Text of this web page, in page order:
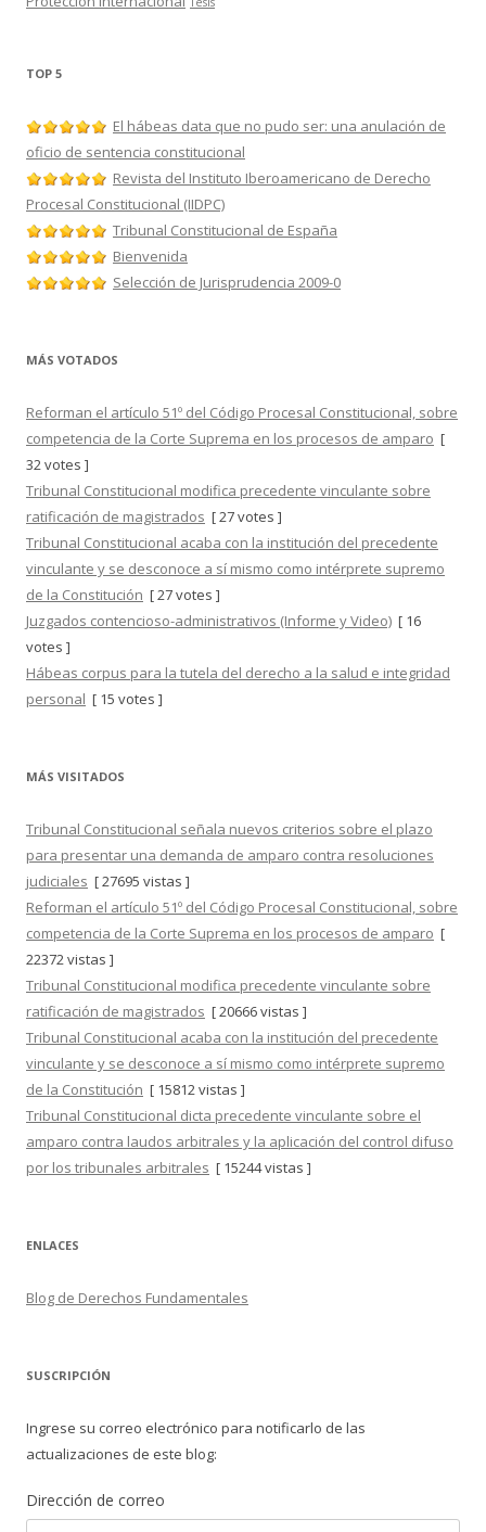
TOP 5
El hábeas data que no pudo ser: una anulación de
oficio de sentencia constitucional
Revista del Instituto Iberoamericano de Derecho
Procesal Constitucional (IIDPC)
Tribunal Constitucional de España
Bienvenida
Selección de Jurisprudencia 2009-0
MÁS VOTADOS
Reforman el artículo 51º del Código Procesal Constitucional, sobre
competencia de la Corte Suprema en los procesos de amparo [
32 votes ]
Tribunal Constitucional modifica precedente vinculante sobre
ratificación de magistrados [ 27 votes ]
Tribunal Constitucional acaba con la institución del precedente
vinculante y se desconoce a sí mismo como intérprete supremo
de la Constitución [ 27 votes ]
Juzgados contencioso-administrativos (Informe y Video) [ 16
votes ]
Hábeas corpus para la tutela del derecho a la salud e integridad
personal [ 15 votes ]
MÁS VISITADOS
Tribunal Constitucional señala nuevos criterios sobre el plazo
para presentar una demanda de amparo contra resoluciones
judiciales [ 27695 vistas ]
Reforman el artículo 51º del Código Procesal Constitucional, sobre
competencia de la Corte Suprema en los procesos de amparo [
22372 vistas ]
Tribunal Constitucional modifica precedente vinculante sobre
ratificación de magistrados [ 20666 vistas ]
Tribunal Constitucional acaba con la institución del precedente
vinculante y se desconoce a sí mismo como intérprete supremo
de la Constitución [ 15812 vistas ]
Tribunal Constitucional dicta precedente vinculante sobre el
amparo contra laudos arbitrales y la aplicación del control difuso
por los tribunales arbitrales [ 15244 vistas ]
ENLACES
Blog de Derechos Fundamentales
SUSCRIPCIÓN
Ingrese su correo electrónico para notificarlo de las
actualizaciones de este blog:
Dirección de correo
Dirección